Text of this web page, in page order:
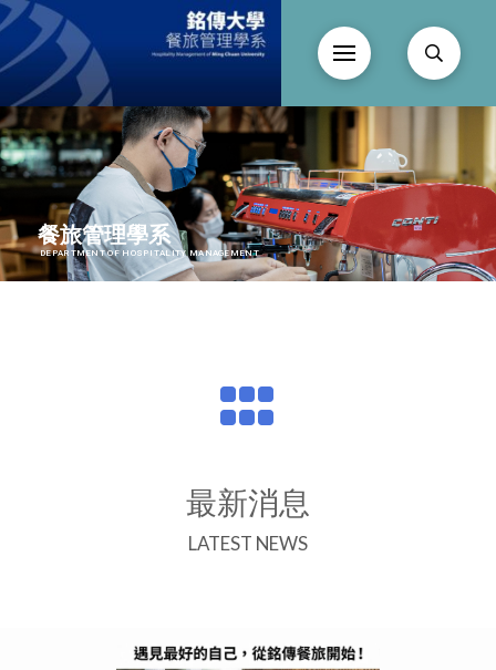
餐旅管理學系
DEPARTMENT OF HOSPITALITY MANAGEMENT
最新消息
LATEST NEWS